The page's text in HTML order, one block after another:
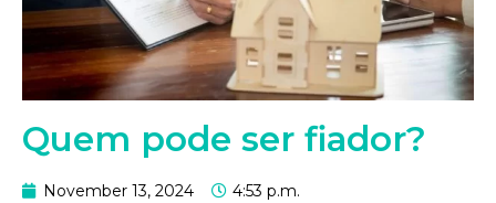
Quem pode ser fiador?
November 13, 2024
4:53 p.m.